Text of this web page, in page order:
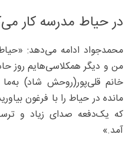
در حیاط مدرسه کار
محمدجواد ادامه می‌دهد:
من و دیگر همکلاسی‌هایم روز
خانم قلی‌پور(روحش شاد)
مانده در حیاط را با فرغون
که یک‌دفعه صدای زیاد و
آمد.»